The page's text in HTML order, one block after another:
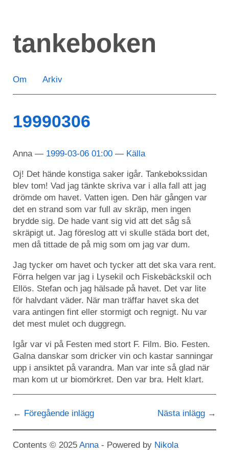
huvudinnehåll
tankeboken
Om Arkiv
19990306
Anna 1999-03-06 01:00 Källa
Oj! Det hände konstiga saker igår. Tankebokssidan
blev tom! Vad jag tänkte skriva var i alla fall att jag
drömde om havet. Vatten igen. Den här gången var
det en strand som var full av skräp, men ingen
brydde sig. De hade vant sig vid att det såg så
skräpigt ut. Jag föreslog att vi skulle städa bort det,
men då tittade de på mig som om jag var dum.
Jag tycker om havet och tycker att det ska vara rent.
Förra helgen var jag i Lysekil och Fiskebäckskil och
Ellös. Stefan och jag hälsade på havet. Det var lite
för halvdant väder. När man träffar havet ska det
vara antingen fint eller stormigt och regnigt. Nu var
det mest mulet och duggregn.
Igår var vi på Festen med stort F. Film. Bio. Festen.
Galna danskar som dricker vin och kastar sanningar
upp i ansiktet på varandra. Man var inte så glad när
man kom ut ur biomörkret. Den var bra. Helt klart.
Föregående inlägg Nästa inlägg
Contents © 2025 Anna - Powered by Nikola